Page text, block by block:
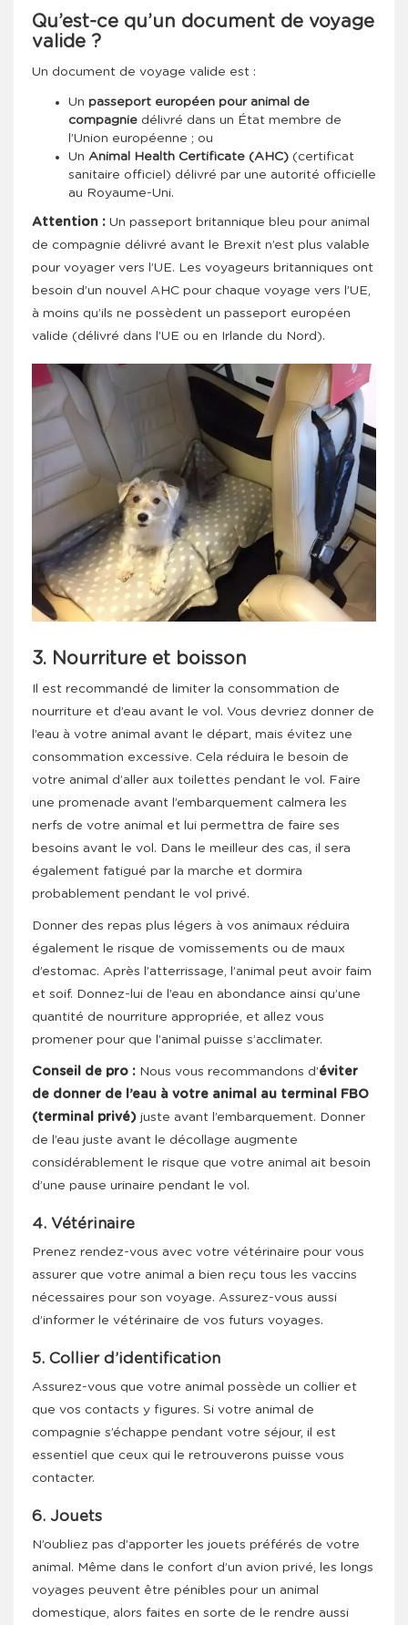
Qu’est-ce qu’un document de voyage
valide ?
Un document de voyage valide est :
Un passeport européen pour animal de
compagnie délivré dans un État membre de
l’Union européenne ; ou
Un Animal Health Certificate (AHC) (certificat
sanitaire officiel) délivré par une autorité officielle
au Royaume-Uni.
Attention : Un passeport britannique bleu pour animal
de compagnie délivré avant le Brexit n’est plus valable
pour voyager vers l’UE. Les voyageurs britanniques ont
besoin d’un nouvel AHC pour chaque voyage vers l’UE,
à moins qu’ils ne possèdent un passeport européen
valide (délivré dans l’UE ou en Irlande du Nord).
3. Nourriture et boisson
Il est recommandé de limiter la consommation de
nourriture et d’eau avant le vol. Vous devriez donner de
l’eau à votre animal avant le départ, mais évitez une
consommation excessive. Cela réduira le besoin de
votre animal d’aller aux toilettes pendant le vol. Faire
une promenade avant l’embarquement calmera les
nerfs de votre animal et lui permettra de faire ses
besoins avant le vol. Dans le meilleur des cas, il sera
également fatigué par la marche et dormira
probablement pendant le vol privé.
Donner des repas plus légers à vos animaux réduira
également le risque de vomissements ou de maux
d’estomac. Après l’atterrissage, l’animal peut avoir faim
et soif. Donnez-lui de l’eau en abondance ainsi qu’une
quantité de nourriture appropriée, et allez vous
promener pour que l’animal puisse s’acclimater.
Conseil de pro : Nous vous recommandons d’éviter
de donner de l’eau à votre animal au terminal FBO
(terminal privé) juste avant l’embarquement. Donner
de l’eau juste avant le décollage augmente
considérablement le risque que votre animal ait besoin
d’une pause urinaire pendant le vol.
4. Vétérinaire
Prenez rendez-vous avec votre vétérinaire pour vous
assurer que votre animal a bien reçu tous les vaccins
nécessaires pour son voyage. Assurez-vous aussi
d’informer le vétérinaire de vos futurs voyages.
5. Collier d’identification
Assurez-vous que votre animal possède un collier et
que vos contacts y figures. Si votre animal de
compagnie s’échappe pendant votre séjour, il est
essentiel que ceux qui le retrouverons puisse vous
contacter.
6. Jouets
N’oubliez pas d’apporter les jouets préférés de votre
animal. Même dans le confort d’un avion privé, les longs
voyages peuvent être pénibles pour un animal
domestique, alors faites en sorte de le rendre aussi